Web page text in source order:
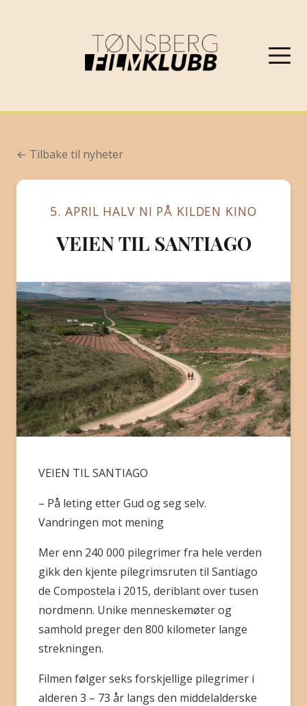
VÅRPROGRAM 2026
OM FILMKLUBBEN
PROGRAMARKIV
BLI MEDLEM
← Tilbake til nyheter
5. APRIL HALV NI PÅ KILDEN KINO
VEIEN TIL SANTIAGO
VEIEN TIL SANTIAGO
– På leting etter Gud og seg selv.
Vandringen mot mening
Mer enn 240 000 pilegrimer fra hele verden
gikk den kjente pilegrimsruten til Santiago
de Compostela i 2015, deriblant over tusen
nordmenn. Unike menneskemøter og
samhold preg­er den 800 kilometer lange
strekningen.
Filmen følger seks forskjellige pilegrimer i
alderen 3 – 73 år langs den middelalderske